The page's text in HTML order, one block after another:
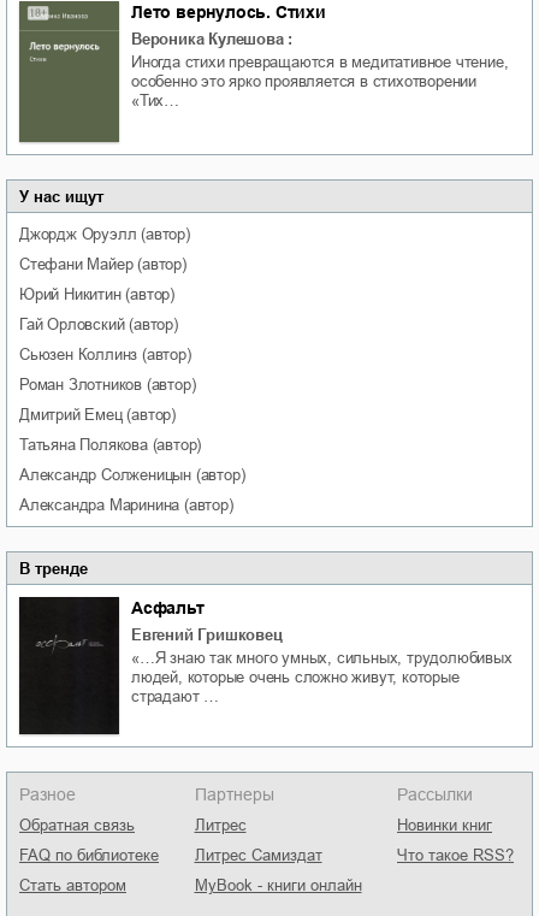
Лето вернулось. Стихи
Вероника Кулешова :
Иногда стихи превращаются в медитативное чтение,
особенно это ярко проявляется в стихотворении
«Тих…
У нас ищут
Джордж Оруэлл (автор)
Стефани Майер(автор)
Юрий Никитин(автор)
Гай Орловский(автор)
Сьюзен Коллинз (автор)
Роман Злотников (автор)
Дмитрий Емец(автор)
Татьяна Полякова(автор)
Александр Солженицын (автор)
Александра Маринина (автор)
В тренде
Асфальт
Евгений Гришковец
«…Я знаю так много умных, сильных, трудолюбивых
людей, которые очень сложно живут, которые
страдают …
Разное
Обратная связь
FAQ по библиотеке
Стать автором
Партнеры
Литрес
Литрес Самиздат
MyBook - книги онлайн
Рассылки
Новинки книг
Что такое RSS?